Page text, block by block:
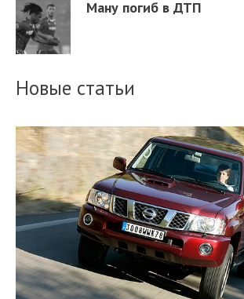
Ману погиб в ДТП
Новые статьи